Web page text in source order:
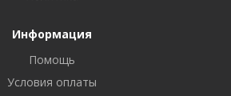
Информация
Помощь
Условия оплаты